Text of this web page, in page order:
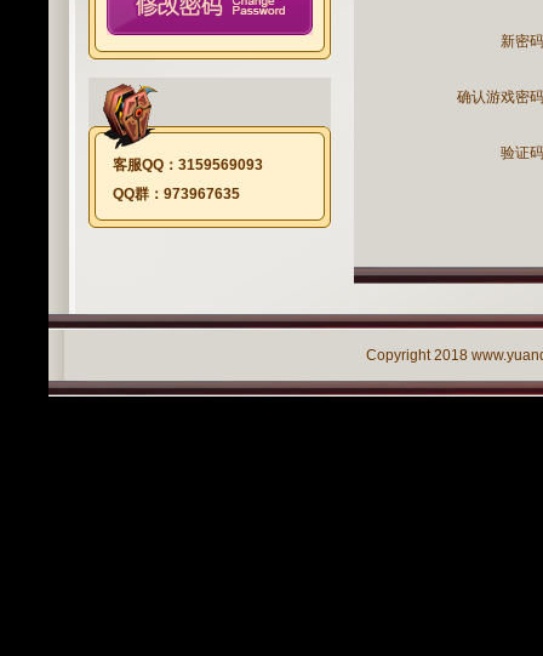
客服QQ：3159569093
QQ群：973967635
新密
确认游戏密
验证
Copyright 2018